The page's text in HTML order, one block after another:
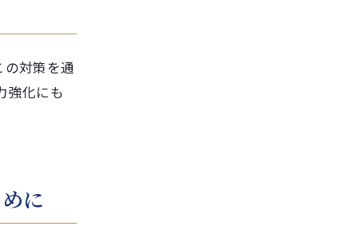
の対策を通
強化にも
に